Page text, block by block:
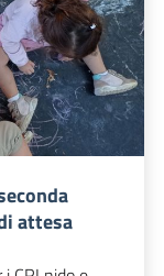
attesa